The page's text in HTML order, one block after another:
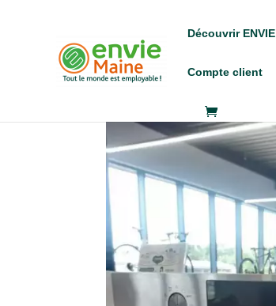
Découvrir
Compte client